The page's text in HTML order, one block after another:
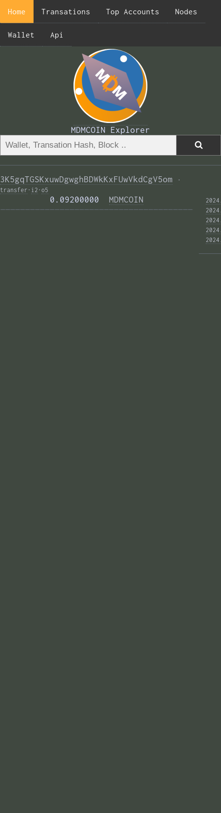
Home Transations Top Accounts Nodes
Wallet Api
MDMCOIN Explorer
3K5gqTGSKxuwDgwghBDWkKxFUwVkdCgV5om
·
transfer · i2 · o5
          0.09200000
MDMCOIN
———————————————————————————————————————